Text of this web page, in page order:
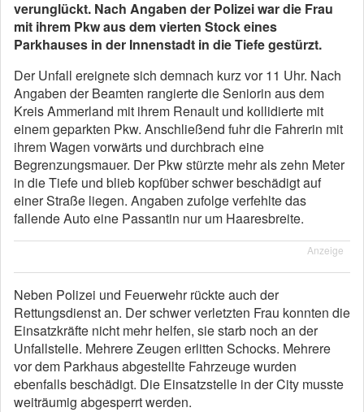
verunglückt. Nach Angaben der Polizei war die Frau
mit ihrem Pkw aus dem vierten Stock eines
Parkhauses in der Innenstadt in die Tiefe gestürzt.
Der Unfall ereignete sich demnach kurz vor 11 Uhr. Nach
Angaben der Beamten rangierte die Seniorin aus dem
Kreis Ammerland mit ihrem Renault und kollidierte mit
einem geparkten Pkw. Anschließend fuhr die Fahrerin mit
ihrem Wagen vorwärts und durchbrach eine
Begrenzungsmauer. Der Pkw stürzte mehr als zehn Meter
in die Tiefe und blieb kopfüber schwer beschädigt auf
einer Straße liegen. Angaben zufolge verfehlte das
fallende Auto eine Passantin nur um Haaresbreite.
Anzeige
Neben Polizei und Feuerwehr rückte auch der
Rettungsdienst an. Der schwer verletzten Frau konnten die
Einsatzkräfte nicht mehr helfen, sie starb noch an der
Unfallstelle. Mehrere Zeugen erlitten Schocks. Mehrere
vor dem Parkhaus abgestellte Fahrzeuge wurden
ebenfalls beschädigt. Die Einsatzstelle in der City musste
weiträumig abgesperrt werden.